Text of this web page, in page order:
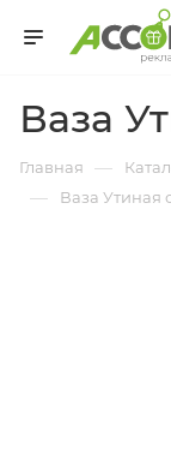
Ваза
Главная —
— Ваза Утиная